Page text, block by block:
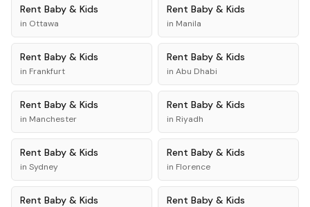
Rent Baby & Kids
in Ottawa
Rent Baby & Kids
in Manila
Rent Baby & Kids
in Frankfurt
Rent Baby & Kids
in Abu Dhabi
Rent Baby & Kids
in Manchester
Rent Baby & Kids
in Riyadh
Rent Baby & Kids
in Sydney
Rent Baby & Kids
in Florence
Rent Baby & Kids Rent Baby & Kids